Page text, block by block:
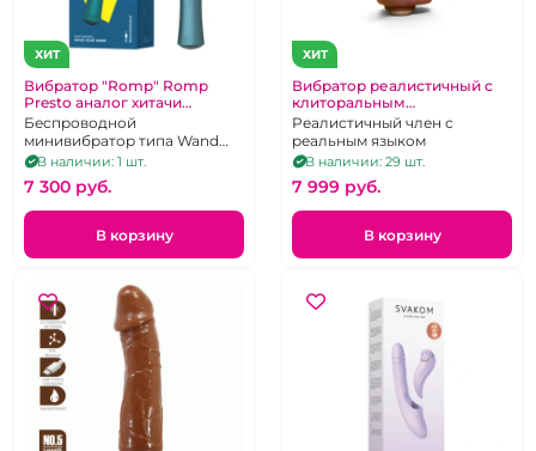
ХИТ
Вибратор "Romp" Romp
Presto аналог хитачи
зеленый металлик
Беспроводной
минивибратор типа Wand
(аналог Хитачи) с функцией
транспортной блокировки
В наличии: 1 шт.
7 300 pуб.
В корзину
ХИТ
Вибратор реалистичный с
клиторальным
стимулятором длинным
язычком
Реалистичный член с
реальным языком
В наличии: 29 шт.
7 999 pуб.
В корзину